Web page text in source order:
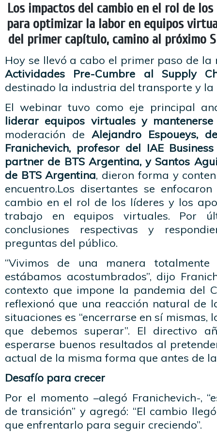
Los impactos del cambio en el rol de
para optimizar la labor en equipos
del primer capítulo, camino al próximo
Hoy se llevó a cabo el primer paso de la
Actividades Pre-Cumbre al Supply
destinado la industria del transporte y la
El webinar tuvo como eje principal
liderar equipos virtuales y mantenerse
moderación de Alejandro Espoueys,
Franichevich, profesor del IAE
partner de BTS Argentina, y Santos
de BTS Argentina, dieron forma y
encuentro.Los disertantes se
cambio en el rol de los líderes y los
trabajo en equipos virtuales. Por
conclusiones respectivas y
preguntas del público.
“Vivimos de una manera
estábamos acostumbrados”, dijo
contexto que impone la pandemia del
reflexionó que una reacción natural de
situaciones es “encerrarse en sí mismas,
que debemos superar”. El directivo
esperarse buenos resultados al
actual de la misma forma que antes de
Desafío para crecer
Por el momento –alegó Franichevich-,
de transición” y agregó: “El cambio
que enfrentarlo para seguir creciendo”.